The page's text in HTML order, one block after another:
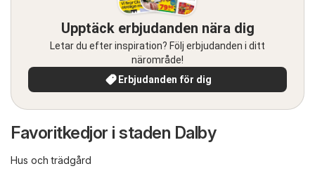
Upptäck erbjudanden nära dig
Letar du efter inspiration? Följ erbjudanden i ditt
närområde!
Erbjudanden för dig
Favoritkedjor i staden Dalby
Hus och trädgård